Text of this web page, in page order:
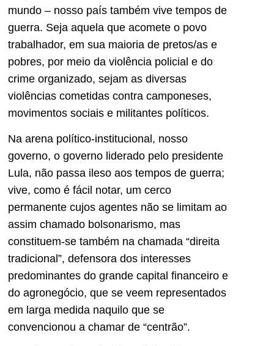
mundo – nosso país também vive tempos de
guerra. Seja aquela que acomete o povo
trabalhador, em sua maioria de pretos/as e
pobres, por meio da violência policial e do
crime organizado, sejam as diversas
violências cometidas contra camponeses,
movimentos sociais e militantes políticos.
Na arena político-institucional, nosso
governo, o governo liderado pelo presidente
Lula, não passa ileso aos tempos de guerra;
vive, como é fácil notar, um cerco
permanente cujos agentes não se limitam ao
assim chamado bolsonarismo, mas
constituem-se também na chamada “direita
tradicional”, defensora dos interesses
predominantes do grande capital financeiro e
do agronegócio, que se veem representados
em larga medida naquilo que se
convencionou a chamar de “centrão”.